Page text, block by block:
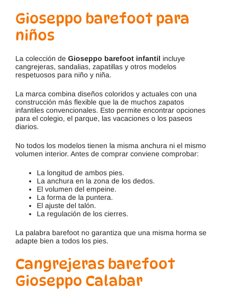
Gioseppo barefoot para
niños
La colección de Gioseppo barefoot infantil incluye
cangrejeras, sandalias, zapatillas y otros modelos
respetuosos para niño y niña.
La marca combina diseños coloridos y actuales con una
construcción más flexible que la de muchos zapatos
infantiles convencionales. Esto permite encontrar opciones
para el colegio, el parque, las vacaciones o los paseos
diarios.
No todos los modelos tienen la misma anchura ni el mismo
volumen interior. Antes de comprar conviene comprobar:
La longitud de ambos pies.
La anchura en la zona de los dedos.
El volumen del empeine.
La forma de la puntera.
El ajuste del talón.
La regulación de los cierres.
La palabra barefoot no garantiza que una misma horma se
adapte bien a todos los pies.
Cangrejeras barefoot
Gioseppo Calabar